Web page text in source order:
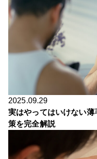
2025.09.29
実はやってはいけない
策を完全解説